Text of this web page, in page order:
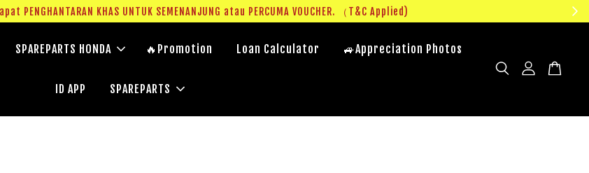
PENGHANTARAN KHAS UNTUK SEMENANJUNG atau PERCUMA VOUCHER. （T&C Applied)
SPAREPARTS HONDA 🔥Promotion Loan Calculator 🚙Appreciation Photos
ID APP SPAREPARTS